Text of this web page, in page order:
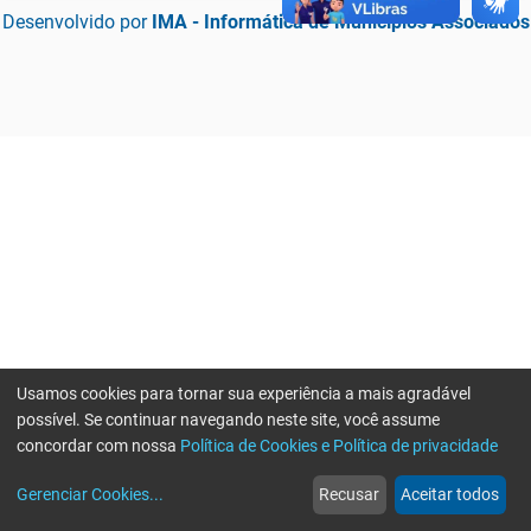
Desenvolvido por IMA - Informática de Municípios Associados
web
Notícias
more_horiz
Mais
Usamos cookies para tornar sua experiência a mais agradável
possível. Se continuar navegando neste site, você assume
concordar com nossa Política de Cookies e Política de privacidade
Gerenciar Cookies... Recusar Aceitar todos
Erro ao enviar informações, por favor tente novamente